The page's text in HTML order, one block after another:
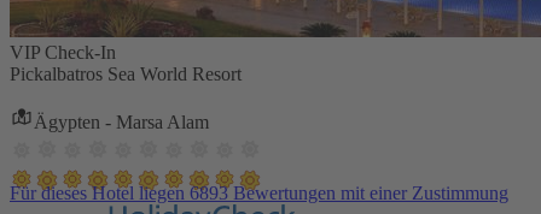
VIP Check-In
Pickalbatros Sea World Resort
Ägypten - Marsa Alam
Für dieses Hotel liegen 6893 Bewertungen mit einer Zustimmung